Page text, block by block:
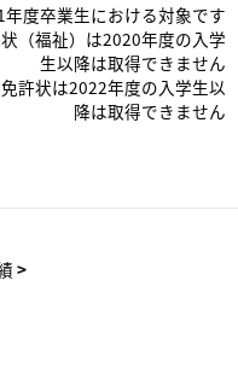
度卒業生における対象です
（福祉）は2020年度の入学
生以降は取得できません
許状は2022年度の入学生以
降は取得できません